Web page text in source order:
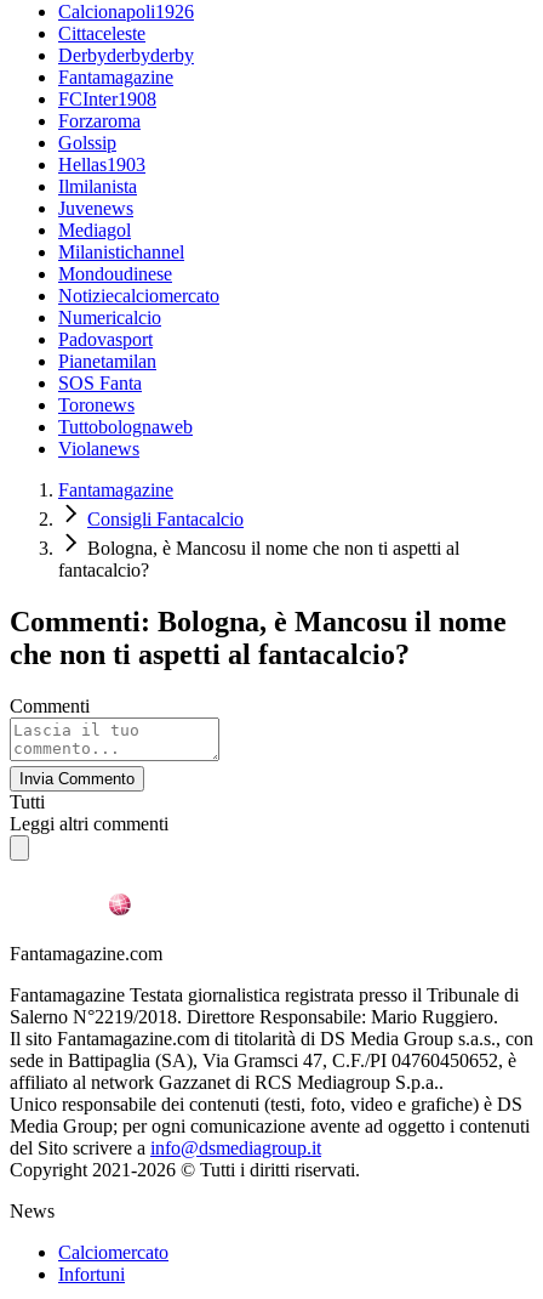
Calcionapoli1926
Cittaceleste
Derbyderbyderby
Fantamagazine
FCInter1908
Forzaroma
Golssip
Hellas1903
Ilmilanista
Juvenews
Mediagol
Milanistichannel
Mondoudinese
Notiziecalciomercato
Numericalcio
Padovasport
Pianetamilan
SOS Fanta
Toronews
Tuttobolognaweb
Violanews
Fantamagazine
Consigli Fantacalcio
Bologna, è Mancosu il nome che non ti aspetti al
fantacalcio?
Commenti: Bologna, è Mancosu il nome
che non ti aspetti al fantacalcio?
Commenti
Invia Commento
Tutti
Leggi altri commenti
Fantamagazine.com
Fantamagazine Testata giornalistica registrata presso il Tribunale di
Salerno N°2219/2018. Direttore Responsabile: Mario Ruggiero.
Il sito Fantamagazine.com di titolarità di DS Media Group s.a.s., con
sede in Battipaglia (SA), Via Gramsci 47, C.F./PI 04760450652, è
affiliato al network Gazzanet di RCS Mediagroup S.p.a..
Unico responsabile dei contenuti (testi, foto, video e grafiche) è DS
Media Group; per ogni comunicazione avente ad oggetto i contenuti
del Sito scrivere a info@dsmediagroup.it
Copyright 2021-2026 © Tutti i diritti riservati.
News
Calciomercato
Infortuni